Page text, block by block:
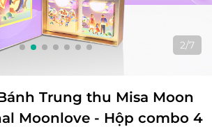
2/7
Trung thu Misa Moon
Moonlove - Hộp combo 4